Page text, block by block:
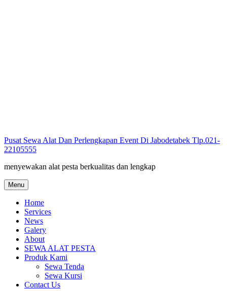
Pusat Sewa Alat Dan Perlengkapan Event Di Jabodetabek Tlp.021-
22105555
menyewakan alat pesta berkualitas dan lengkap
Menu
Home
Services
News
Galery
About
SEWA ALAT PESTA
Produk Kami
Sewa Tenda
Sewa Kursi
Contact Us